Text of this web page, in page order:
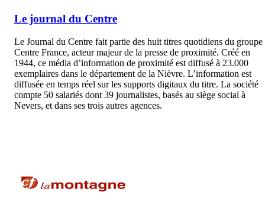
Le journal du Centre
Le Journal du Centre fait partie des huit titres quotidiens du groupe
Centre France, acteur majeur de la presse de proximité. Créé en
1944, ce média d’information de proximité est diffusé à 23.000
exemplaires dans le département de la Nièvre. L’information est
diffusée en temps réel sur les supports digitaux du titre. La société
compte 50 salariés dont 39 journalistes, basés au siège social à
Nevers, et dans ses trois autres agences.